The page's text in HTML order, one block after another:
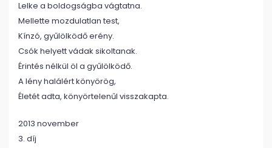
Lelke a boldogságba vágtatna.
Mellette mozdulatlan test,
Kínzó, gyűlölködő erény.
Csók helyett vádak sikoltanak.
Érintés nélkül öl a gyűlölködő.
A lény halálért könyörög,
Életét adta, könyörtelenűl visszakapta.
2013 november
3. díj